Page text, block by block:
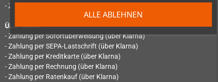
ALLE ABLEHNEN
- Zahlung per Ratenzahlung
Über Mollie:
- Zahlung per Sofortüberweisung (über Klarna)
- Zahlung per SEPA-Lastschrift (über Klarna)
- Zahlung per Kreditkarte (über Klarna)
- Zahlung per Rechnung (über Klarna)
- Zahlung per Ratenkauf (über Klarna)